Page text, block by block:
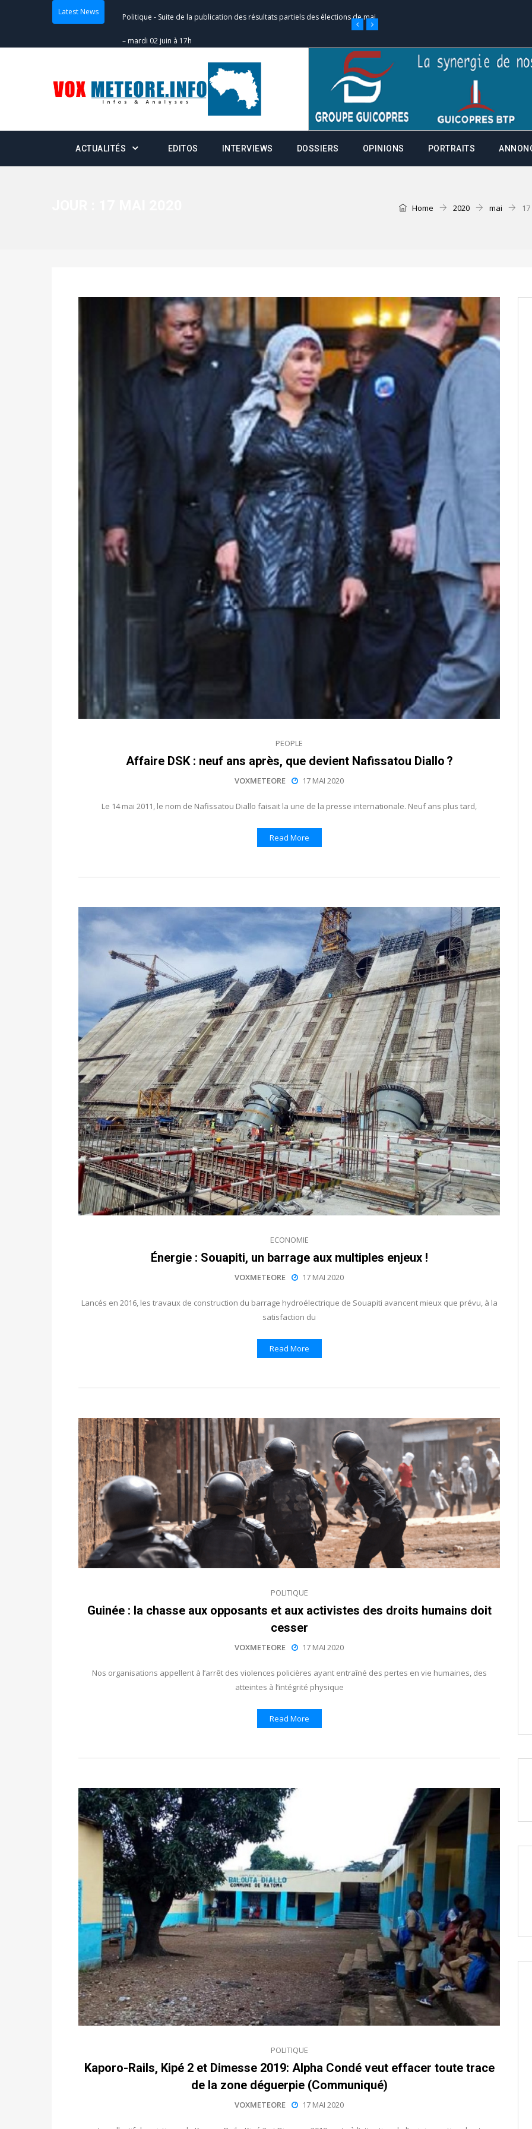
Latest News Politique Suite de la publication des résultats partiels des élections de mai
– mardi 02 juin à 17h
Scrutins : la DGE active un centre d’appel, joignable au 105, ouvert
24h/24 et 7j/7
Actualités - Double scrutin du 31 mai : fin des campagnes ce jeudi 28 mai à
minuit
Actualités Communiqué relatif à la délivrance de la fiche de procuration
Politique-Double scrutin du 31 mai : retrait des cartes d’électeurs possible
du 16 au 31 mai 2026
Délégués de bureaux de vote : vos informations à transmettre
avant le 16 mai 2026 à 16h
Proclamation des résultats globaux provisoires et des
statistiques des législatives et communales : ce 4 juin à 18h
Suite de la publication des résultats partiels des élections de mai
ACTUALITÉS EDITOS INTERVIEWS DOSSIERS OPINIONS PORTRAITS
Home 2020 mai 17
PEOPLE
Affaire DSK : neuf ans après, que devient Nafissatou Diallo ?
VOXMETEORE 17 MAI 2020
Le 14 mai 2011, le nom de Nafissatou Diallo faisait la une de la presse internationale. Neuf ans plus tard,
Read More
ECONOMIE
Énergie : Souapiti, un barrage aux multiples enjeux !
VOXMETEORE 17 MAI 2020
Lancés en 2016, les travaux de construction du barrage hydroélectrique de Souapiti avancent mieux que prévu, à la
satisfaction du
Read More
POLITIQUE
Guinée : la chasse aux opposants et aux activistes des droits humains doit
cesser
VOXMETEORE 17 MAI 2020
Nos organisations appellent à l’arrêt des violences policières ayant entraîné des pertes en vie humaines, des
atteintes à l’intégrité physique
Read More
POLITIQUE
Kaporo-Rails, Kipé 2 et Dimesse 2019: Alpha Condé veut effacer toute trace
de la zone déguerpie (Communiqué)
VOXMETEORE 17 MAI 2020